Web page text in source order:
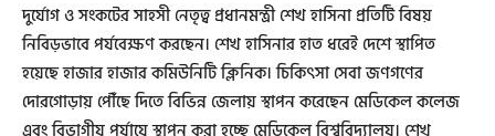
দুর্যোগ ও সংকটের সাহসী নেতৃত্ব প্রধানমন্ত্রী শেখ হাসিনা প্রতিটি বিষয়
নিবিড়ভাবে পর্যবেক্ষণ করছেন। শেখ হাসিনার হাত ধরেই দেশে স্থাপিত
হয়েছে হাজার হাজার কমিউনিটি ক্লিনিক। চিকিৎসা সেবা জণগণের
দোরগোড়ায় পৌঁছে দিতে বিভিন্ন জেলায় স্থাপন করেছেন মেডিকেল কলেজ